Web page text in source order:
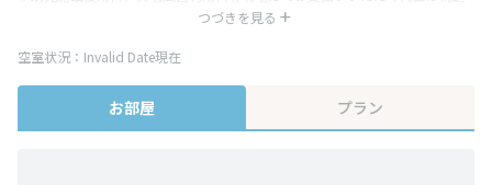
つづきを見る
み表記となりますが、消費税増税に伴い代金が一部変更となる場合がござい
※表示されている旅行代金・プラン内容は一定時間ごとに更新されます。最
終確認画面でご確認ください。
空室状況：Invalid Date現在
お部屋 プラン